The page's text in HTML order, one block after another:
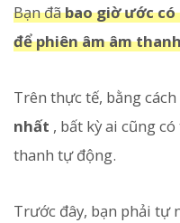
Bạn đãbao giờ ước có
để phiên âm âm
Trên thực tế, bằng
nhất , bất kỳ ai cũng
thanh tự động.
Trước đây, bạn phải tự